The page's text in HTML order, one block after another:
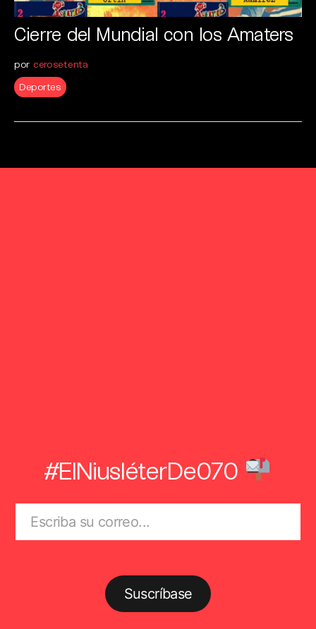
Cierre del Mundial con los Amaters
por cerosetenta
Deportes
#ElNiusléterDe070
Suscríbase